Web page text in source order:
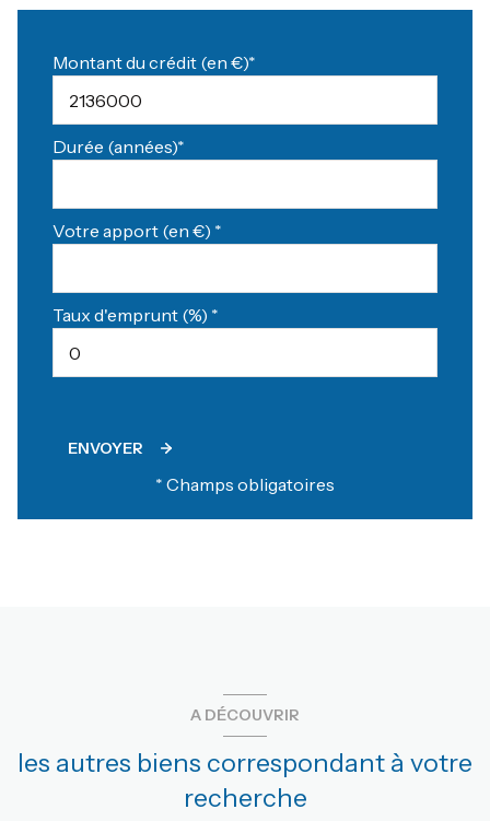
Montant du crédit (en €)*
Durée (années)*
Votre apport (en €) *
Taux d'emprunt (%) *
ENVOYER
* Champs obligatoires
A DÉCOUVRIR
les autres biens correspondant à votre
recherche